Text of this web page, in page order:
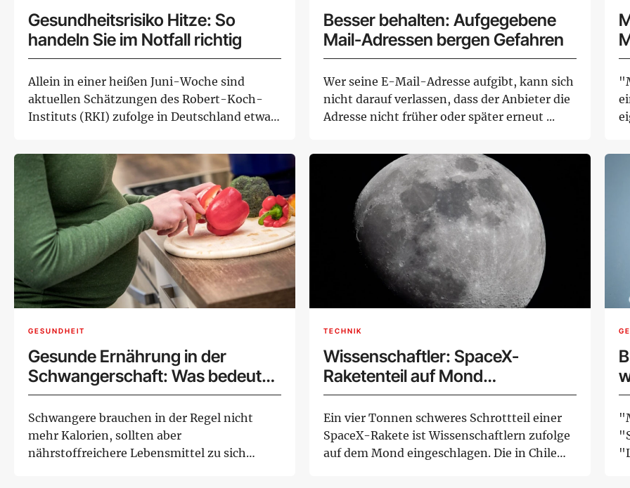
Gesundheitsrisiko Hitze: So
handeln Sie im Notfall richtig
Allein in einer heißen Juni-Woche sind
aktuellen Schätzungen des Robert-Koch-
Instituts (RKI) zufolge in Deutschland etwa
Besser behalten: Aufgegebene
Mail-Adressen bergen Gefahren
Wer seine E-Mail-Adresse aufgibt, kann sich
nicht darauf verlassen, dass der Anbieter die
Adresse nicht früher oder später erneut ...
GESUNDHEIT
Gesunde Ernährung in der
Schwangerschaft: Was bedeutet
das?
Schwangere brauchen in der Regel nicht
mehr Kalorien, sollten aber
nährstoffreichere Lebensmittel zu sich
TECHNIK
Wissenschaftler: SpaceX-
Raketenteil auf Mond
eingeschlagen
Ein vier Tonnen schweres Schrottteil einer
SpaceX-Rakete ist Wissenschaftlern zufolge
auf dem Mond eingeschlagen. Die in Chile